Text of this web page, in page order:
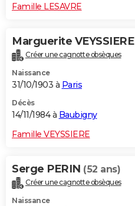
Famille LESAVRE
Marguerite VEYSSIERE
Créer une cagnotte obsèques
Naissance
31/10/1903 à Paris
Décès
14/11/1984 à Baubigny
Famille VEYSSIERE
Serge PERIN (52 ans)
Créer une cagnotte obsèques
Naissance